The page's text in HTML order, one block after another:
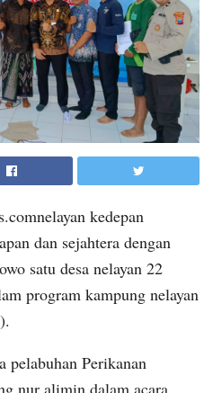
kedepan
dan sejahtera dengan
satu desa nelayan 22
program kampung nelayan
pelabuhan Perikanan
nur alimin dalam acara